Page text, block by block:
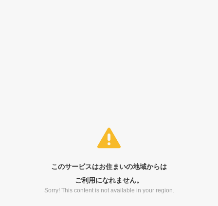
このサービスはお住まいの地域からは
ご利用になれません。
Sorry! This content is not available in your region.